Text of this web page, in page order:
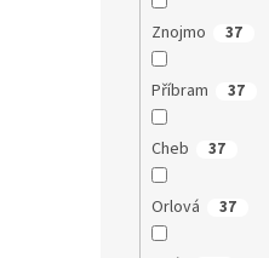
Znojmo 37
Příbram 37
Cheb 37
Orlová 37